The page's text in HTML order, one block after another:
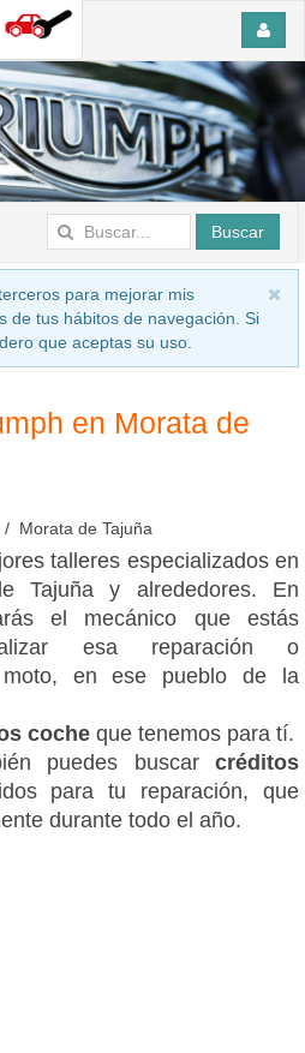
Buscar
para mejorar mis
de tus hábitos de navegación. Si
que aceptas su uso.
en Morata de
Morata de Tajuña
talleres especializados en
Tajuña y alrededores. En
el mecánico que estás
esa reparación o
en ese pueblo de la
coche que tenemos para tí.
puedes buscar créditos
para tu reparación, que
durante todo el año.